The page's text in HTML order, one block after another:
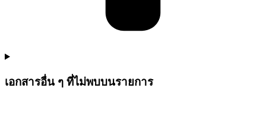
เอกสารอื่น ๆ ที่ไม่พบบนรายการ